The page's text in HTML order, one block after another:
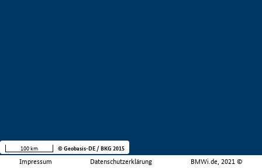
Impressum Datenschutzerklärung BMWi.de, 2021 ©
100 km © Geobasis-DE / BKG 2015